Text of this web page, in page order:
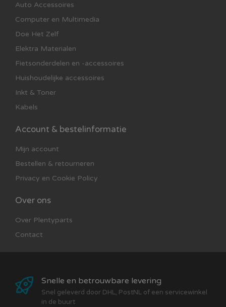
Auto Accessoires
Computer en Multimedia
Doe Het Zelf
Elektra Materialen
Fietsonderdelen en -accessoires
Huishoudelijke accessoires
Inkt & Toner
Kabels
Account & bestelinformatie
Mijn account
Bestellen & retourneren
Privacy en Cookie Policy
Over ons
Over Plentyparts
Contact
Snelle en betrouwbare levering
Snel geleverd door DHL, PostNL of een servicewinkel
in de buurt